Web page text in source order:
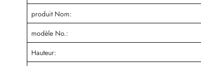
produit Nom:
modèle No.:
Hauteur: